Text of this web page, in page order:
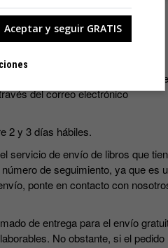
se editan al año. Las fechas de
del correo electrónico
2 y 3 días hábiles.
servicio de envío de libros que
de seguimiento, ya que es
ponte en contacto con
de entrega para el envío
No obstante, si el pedido
Aceptar y seguir GRATIS